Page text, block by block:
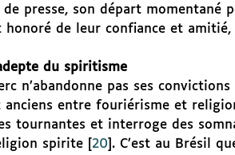
de presse, son départ momentané
honoré de leur confiance et
du spiritisme
n’abandonne pas ses
anciens entre fouriérisme et
tournantes et interroge des
spirite[ 20 . C’est au Brésil